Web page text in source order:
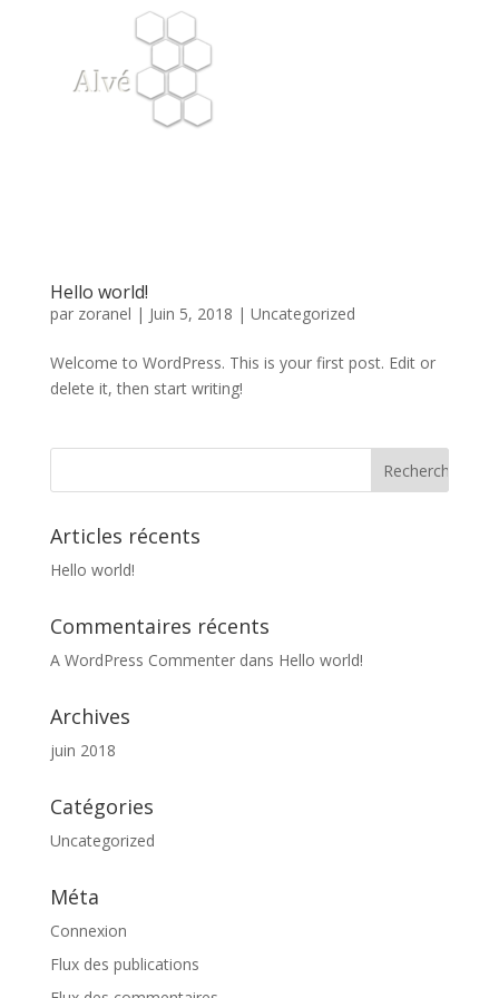
Hello world!
par zoranel | Juin 5, 2018 | Uncategorized
Welcome to WordPress. This is your first post. Edit or
delete it, then start writing!
Articles récents
Hello world!
Commentaires récents
A WordPress Commenterdans Hello world!
Archives
juin 2018
Catégories
Uncategorized
Méta
Connexion
Flux des publications